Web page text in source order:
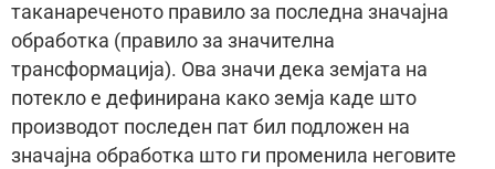
таканареченото правило за последна значајна
обработка (правило за значителна
трансформација). Ова значи дека земјата на
потекло е дефинирана како земја каде што
производот последен пат бил подложен на
значајна обработка што ги променила неговите